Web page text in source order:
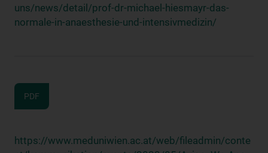
uns/news/detail/prof-dr-michael-hiesmayr-das-
normale-in-anaesthesie-und-intensivmedizin/
PDF
https://www.meduniwien.ac.at/web/fileadmin/conte